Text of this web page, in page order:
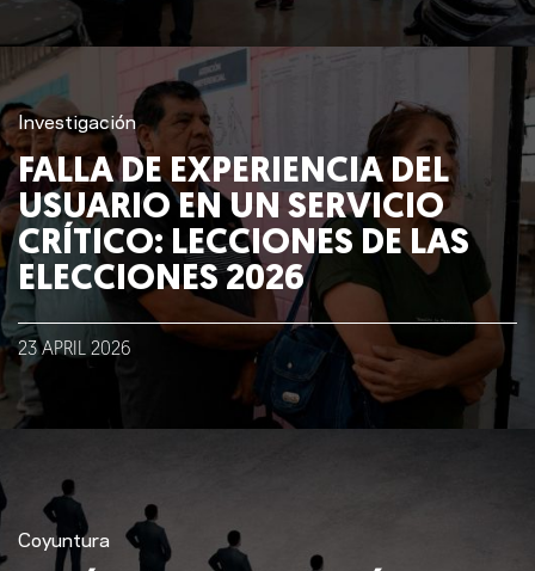
Investigación
FALLA DE EXPERIENCIA DEL
USUARIO EN UN SERVICIO
CRÍTICO: LECCIONES DE LAS
ELECCIONES 2026
23 APRIL 2026
Coyuntura